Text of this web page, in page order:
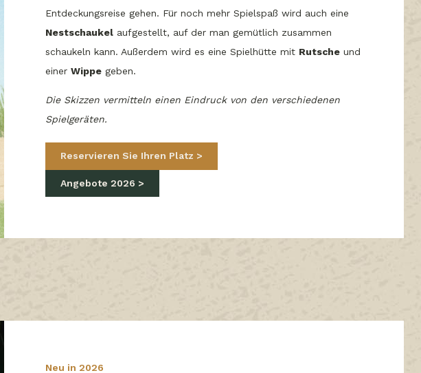
Entdeckungsreise gehen. Für noch mehr Spielspaß wird auch eine
Nestschaukelaufgestellt, auf der man gemütlich zusammen
schaukeln kann. Außerdem wird es eine Spielhütte mit Rutscheund
einer Wippegeben.
Die Skizzen vermitteln einen Eindruck von den verschiedenen
Spielgeräten.
Reservieren Sie Ihren Platz
Angebote 2026
Neu in 2026